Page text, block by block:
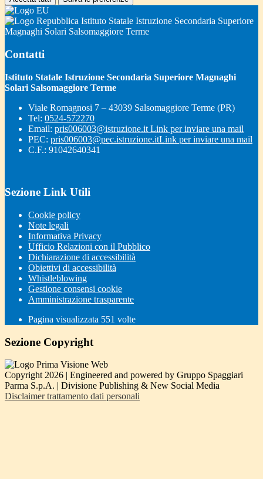
Istituto Statale Istruzione Secondaria Superiore
Magnaghi Solari Salsomaggiore Terme
Contatti
Istituto Statale Istruzione Secondaria Superiore Magnaghi
Solari Salsomaggiore Terme
Viale Romagnosi 7 – 43039 Salsomaggiore Terme (PR)
Tel: 0524-572270
Email: pris006003@istruzione.it Link per inviare una mail
PEC: pris006003@pec.istruzione.itLink per inviare una mail
C.F.: 91042640341
Sezione Link Utili
Cookie policy
Note legali
Informativa Privacy
Ufficio Relazioni con il Pubblico
Dichiarazione di accessibilità
Obiettivi di accessibilità
Whistleblowing
Gestione consensi cookie
Amministrazione trasparente
Pagina visualizzata 551 volte
Sezione Copyright
Copyright 2026 | Engineered and powered by Gruppo Spaggiari
Parma S.p.A. | Divisione Publishing & New Social Media
Disclaimer trattamento dati personali